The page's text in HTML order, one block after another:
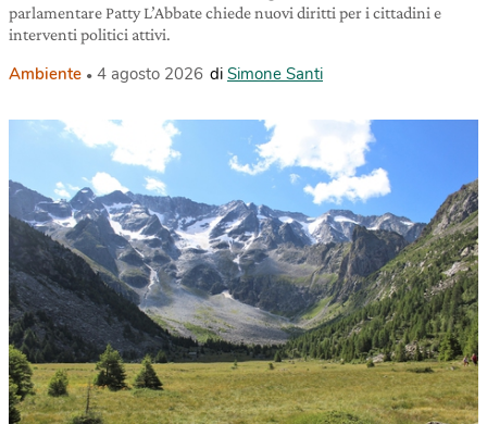
parlamentare Patty L’Abbate chiede nuovi diritti per i cittadini e
interventi politici attivi.
Ambiente 4 agosto 2026 di Simone Santi